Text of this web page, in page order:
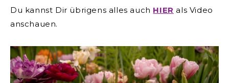
Du kannst Dir übrigens alles auch HIER als Video
anschauen.